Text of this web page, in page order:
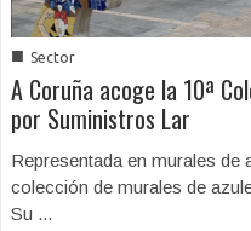
■ Sector
A Coruña acoge la 10ª
por Suministros Lar
Representada en murales de
colección de murales de
Su ...